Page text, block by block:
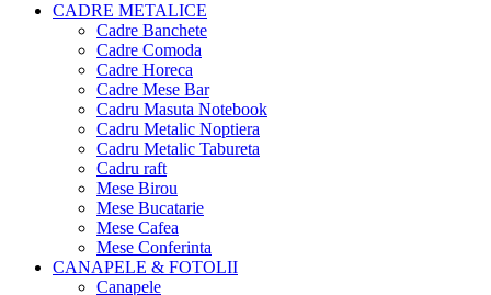
CADRE METALICE
Cadre Banchete
Cadre Comoda
Cadre Horeca
Cadre Mese Bar
Cadru Masuta Notebook
Cadru Metalic Noptiera
Cadru Metalic Tabureta
Cadru raft
Mese Birou
Mese Bucatarie
Mese Cafea
Mese Conferinta
CANAPELE & FOTOLII
Canapele